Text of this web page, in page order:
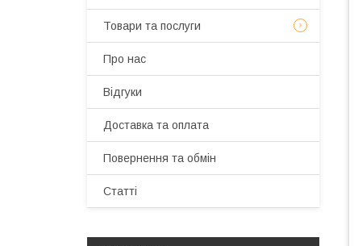
Товари та послуги
Про нас
Відгуки
Доставка та оплата
Повернення та обмін
Статті